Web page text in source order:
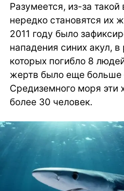
Разумеется, из-за
нередко становятся их
2011 году было
нападения синих акул, в
которых погибло 8
жертв было еще больше
Средиземного моря эти
более 30 человек.